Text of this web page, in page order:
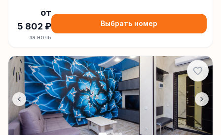
от
5 802 ₽
за ночь
Выбрать номер